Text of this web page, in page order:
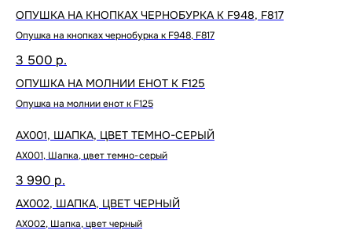
ОПУШКА НА КНОПКАХ ЧЕРНОБУРКА К F948, F817
Опушка на кнопках чернобурка к F948, F817
3 500 р.
ОПУШКА НА МОЛНИИ ЕНОТ К F125
Опушка на молнии енот к F125
AX001, ШАПКА, ЦВЕТ ТЕМНО-СЕРЫЙ
AX001, Шапка, цвет темно-серый
3 990 р.
AX002, ШАПКА, ЦВЕТ ЧЕРНЫЙ
AX002, Шапка, цвет черный